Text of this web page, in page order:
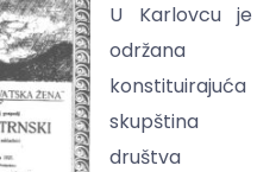
U Karlovcu je
održana
konstituirajuća
skupština
društva